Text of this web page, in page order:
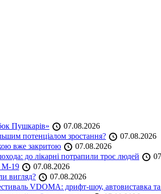
Пушкарів»
07.08.2026
потенціалом зростання?
07.08.2026
вже закритою
07.08.2026
до лікарні потрапили троє людей
М-19
07.08.2026
вигляд?
07.08.2026
VDOMA: дрифт-шоу,